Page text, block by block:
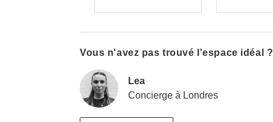
Vous n'avez pas trouvé l'espace idéal ?
Lea
Concierge à Londres